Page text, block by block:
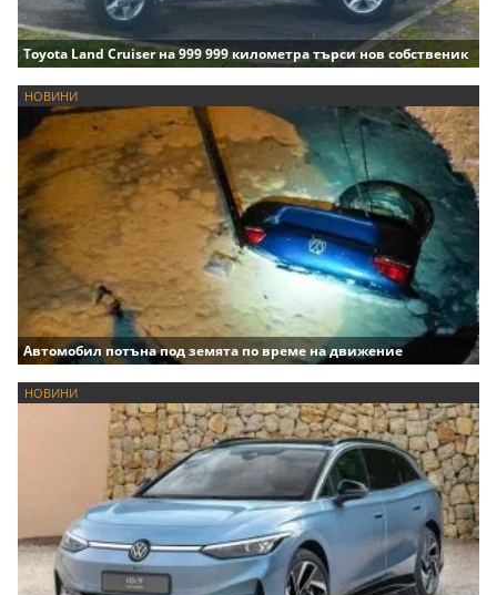
Toyota Land Cruiser на 999 999 километра търси нов собственик
НОВИНИ
Автомобил потъна под земята по време на движение
НОВИНИ